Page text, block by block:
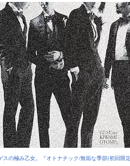
ェア
ーク
スの極み乙女。『オトナチック/無垢な季節(初回限定